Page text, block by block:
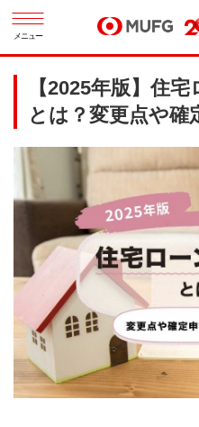
メニュー
【2025年版】住
とは？変更点や確